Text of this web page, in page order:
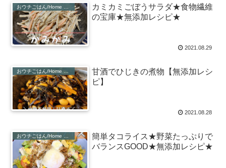
カミカミごぼうサラダ★食物繊維
の宝庫★無添加レシピ★
2021.08.29
おウチごはん/Home Recipe
甘酒でひじきの煮物【無添加レシ
ピ】
2021.08.28
簡単タコライス★野菜たっぷりで
バランスGOOD★無添加レシピ★